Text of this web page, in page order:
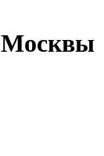
Москвы